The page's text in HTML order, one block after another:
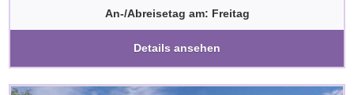
An-/Abreisetag am: Freitag
Details ansehen